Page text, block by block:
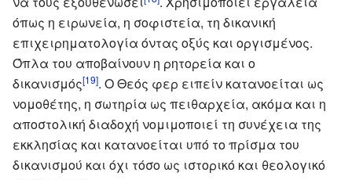
όπως η ειρωνεία, η σοφιστεία, τη δικανική
επιχειρηματολογία όντας οξύς και οργισμένος.
Όπλα του αποβαίνουν η ρητορεία και ο
δικανισμός[19]. Ο Θεός φερ ειπείν κατανοείται ως
νομοθέτης, η σωτηρία ως πειθαρχεία, ακόμα και η
αποστολική διαδοχή νομιμοποιεί τη συνέχεια της
εκκλησίας και κατανοείται υπό το πρίσμα του
δικανισμού και όχι τόσο ως ιστορικό και θεολογικό